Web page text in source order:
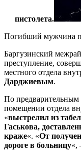
пистолета.
Погибший мужчина
Баргузинский
преступление,
местного отдела
Дарджиевым.
По
помещении отдела
«выстрелил из
Гаськова,
краже«. «От
дороге в больницу«,